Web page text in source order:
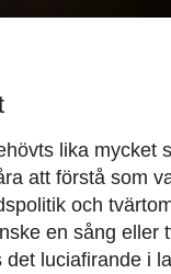
lika mycket
att förstå som
och
en sång eller
det luciafirande i